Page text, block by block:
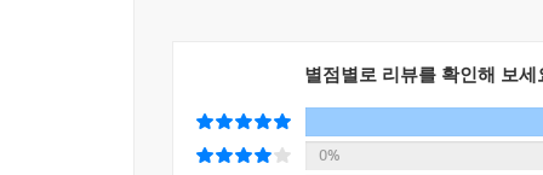
_아이디어 10 기획안을 슬라이드로! ‘발표 자료 구
별점별로 리뷰를 확인해 보세
0%